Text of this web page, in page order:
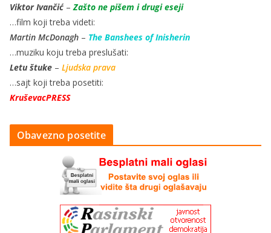
Viktor Ivančić–Zašto ne pišem i drugi eseji
…film koji treba videti:
Martin McDonagh – The Banshees of Inisherin
…muziku koju treba preslušati:
Letu štuke – Ljudska prava
…sajt koji treba posetiti:
KruševacPRESS
Obavezno posetite